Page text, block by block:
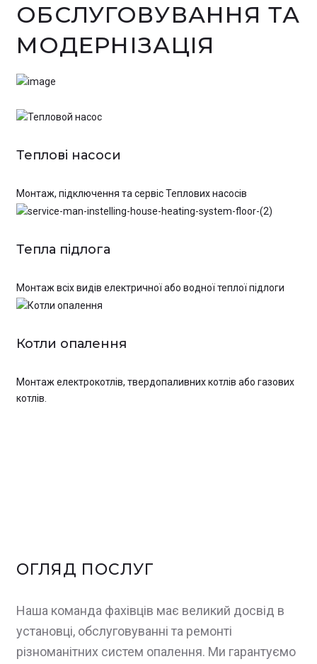
ОБСЛУГОВУВАННЯ ТА
МОДЕРНІЗАЦІЯ
Теплові насоси
Монтаж, підключення та сервіс Теплових насосів
Тепла підлога
Монтаж всіх видів електричної або водної теплої підлоги
Котли опалення
Монтаж електрокотлів, твердопаливних котлів або газових
котлів.
ОГЛЯД ПОСЛУГ
Наша команда фахівців має великий досвід в
установці, обслуговуванні та ремонті
різноманітних систем опалення. Ми гарантуємо